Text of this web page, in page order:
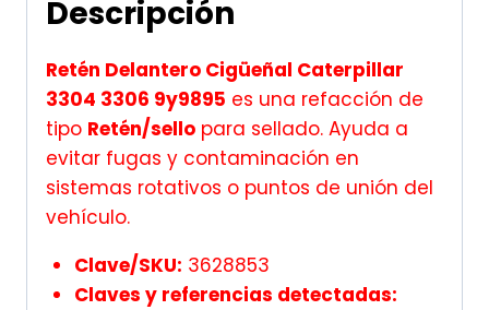
Descripción
Retén Delantero Cigüeñal Caterpillar
3304 3306 9y9895 es una refacción de
tipo Retén/sello para sellado. Ayuda a
evitar fugas y contaminación en
sistemas rotativos o puntos de unión del
vehículo.
Clave/SKU: 3628853
Claves y referencias detectadas: